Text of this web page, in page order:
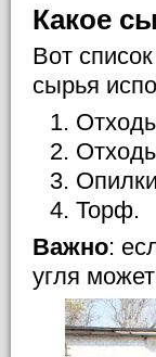
Какое
Вот
сырья
Торф.
Важно:
угля